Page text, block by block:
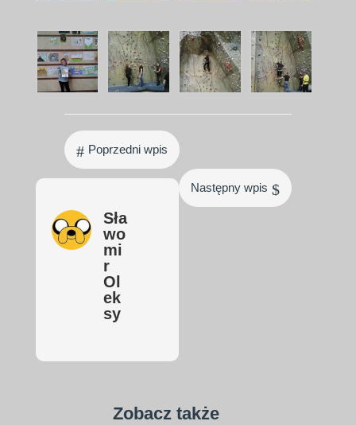
# Poprzedni wpis
Następny wpis $
Sła
wo
mi
r
Ol
ek
sy
Zobacz także